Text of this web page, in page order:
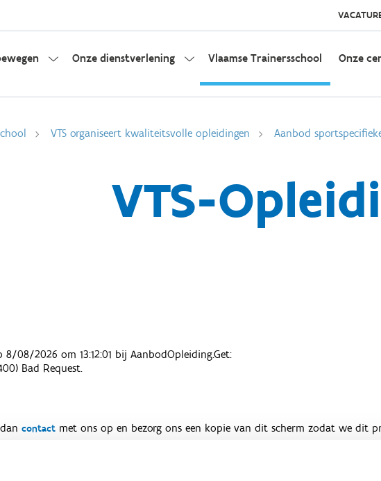
Onze dienstverlening Vlaamse Trainersschool Onze
VTS organiseert kwaliteitsvolle opleidingen Aanbod
VTS-